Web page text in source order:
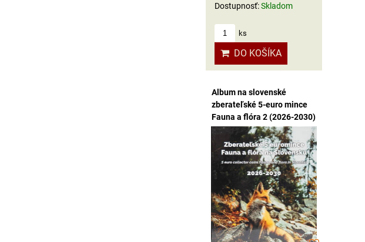
Dostupnosť:Skladom
ks
DO KOŠÍKA
Album na slovenské
zberateľské 5-euro mince
Fauna a flóra 2 (2026-2030)